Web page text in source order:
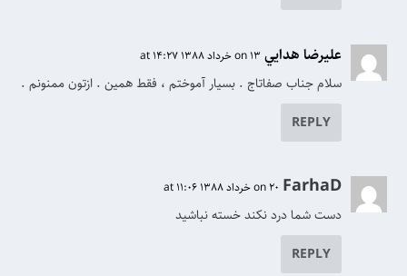
عليرضا هدايي on 13 خرداد 1388 at 14:27
سلام جناب صفاتاج . بسیار آموختم ، فقط همین . ازتون ممنونم .
REPLY
FarhaD on 20 خرداد 1388 at 11:06
دست شما درد نکند خسته نباشید
REPLY